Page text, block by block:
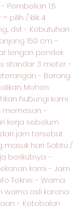
Pembelian 1,5
pilih / klik 4
dst - Kebutuhan
150 cm. -
lengan pendek
standar 3 meter. -
- Barang
Mohon
hubungi kami
-
kerja sebelum
dari jam tersebut
masuk hari Sabtu /
berikutnya. -
kami. - Jam
Teknis: - Warna
warna asli karena
- Ketebalan